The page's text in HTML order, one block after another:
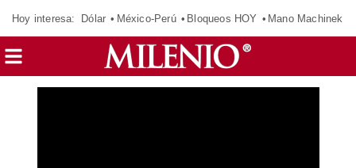
Hoy interesa: Dólar México-Perú Bloqueos HOY Mano Machinek